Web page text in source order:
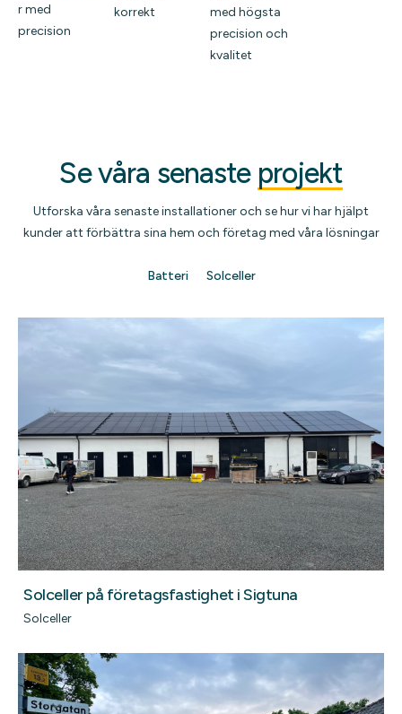
r med
precision
korrekt
med högsta
precision och
kvalitet
Se våra senaste projekt
Utforska våra senaste installationer och se hur vi har hjälpt
kunder att förbättra sina hem och företag med våra lösningar
Batteri Solceller
Solceller på företagsfastighet i Sigtuna
Solceller